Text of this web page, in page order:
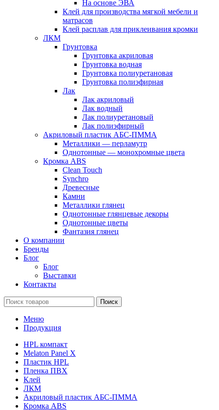
На основе ЭВА
Клей для производства мягкой мебели и
матрасов
Клей расплав для приклеивания кромки
ЛКМ
Грунтовка
Грунтовка акриловая
Грунтовка водная
Грунтовка полиуретановая
Грунтовка полиэфирная
Лак
Лак акриловый
Лак водный
Лак полиуретановый
Лак полиэфирный
Акриловый пластик АБС-ПММА
Металлики — перламутр
Однотонные — монохромные цвета
Кромка ABS
Clean Touch
Synchro
Древесные
Камни
Металлики глянец
Однотонные глянцевые декоры
Однотонные цветы
Фантазия глянец
О компании
Бренды
Блог
Блог
Выставки
Контакты
Поиск
Меню
Продукция
HPL компакт
Melaton Panel X
Пластик HPL
Пленка ПВХ
Клей
ЛКМ
Акриловый пластик АБС-ПММА
Кромка ABS